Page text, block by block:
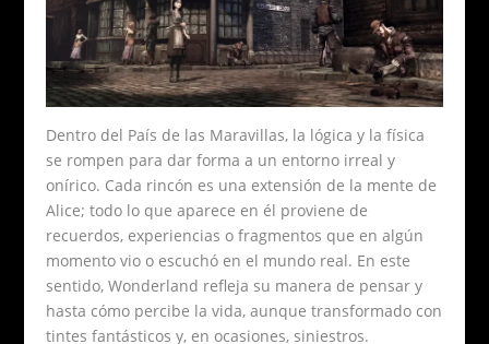
Dentro del País de las Maravillas, la lógica y la física
se rompen para dar forma a un entorno irreal y
onírico. Cada rincón es una extensión de la mente de
Alice; todo lo que aparece en él proviene de
recuerdos, experiencias o fragmentos que en algún
momento vio o escuchó en el mundo real. En este
sentido, Wonderland refleja su manera de pensar y
hasta cómo percibe la vida, aunque transformado con
tintes fantásticos y, en ocasiones, siniestros.